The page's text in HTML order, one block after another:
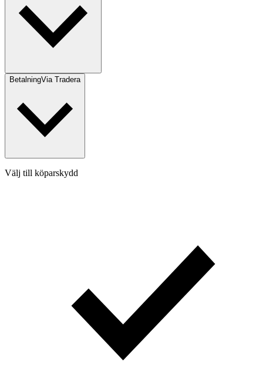
BetalningVia Tradera
Välj till köparskydd